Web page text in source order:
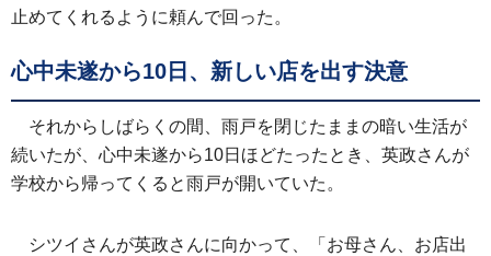
止めてくれるように頼んで回った。
心中未遂から10日、新しい店を出す決意
それからしばらくの間、雨戸を閉じたままの暗い生活が
続いたが、心中未遂から10日ほどたったとき、英政さんが
学校から帰ってくると雨戸が開いていた。
シツイさんが英政さんに向かって、「お母さん、お店出